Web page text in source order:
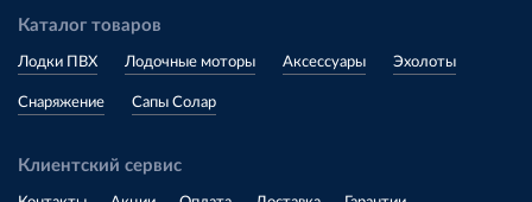
Каталог товаров
Лодки ПВХ Лодочные моторы Аксессуары Эхолоты
Снаряжение Сапы Солар
Клиентский сервис